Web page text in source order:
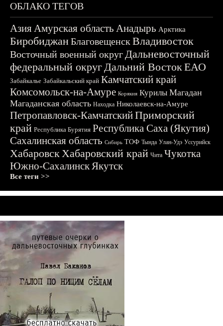
ОБЛАКО ТЕГОВ
АзияАмурская область Анадырь Арктика
БиробиджанБлаговещенскВладивосток
Восточный военный округДальневосточный
федеральный округДальний ВостокЕАО
Забайкалье Забайкальский край Камчатский край
Комсомольск-на-Амуре Корякия Курилы Магадан
Магаданская область Находка Николаевск-на-Амуре
Петропавловск-КамчатскийПриморский
край Республика Бурятия Республика Саха (Якутия)
Сахалинская область Сибирь ТОФ Тында Улан-Удэ Уссурийск
ХабаровскХабаровский край Чита Чукотка
Южно-СахалинскЯкутск
Все теги >>